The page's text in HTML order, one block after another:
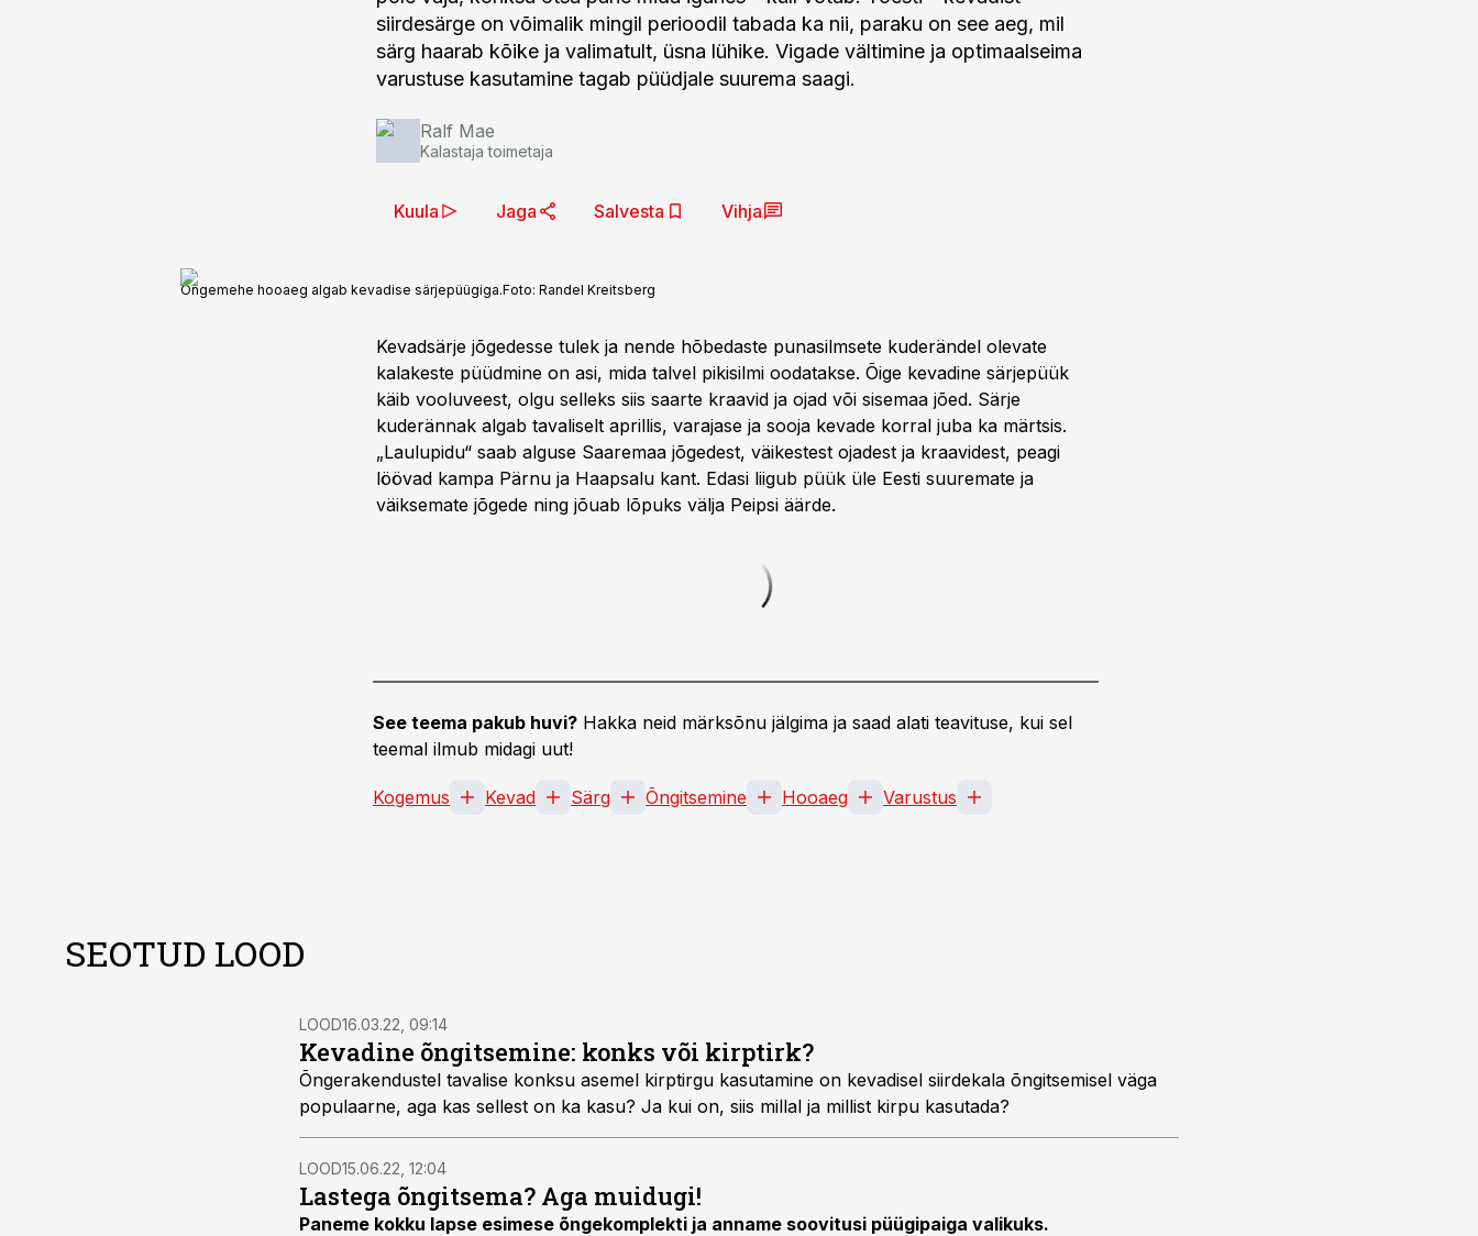
siirdesärge on võimalik mingil perioodil tabada ka nii, paraku on see aeg, mil
särg haarab kõike ja valimatult, üsna lühike. Vigade vältimine ja optimaalseima
varustuse kasutamine tagab püüdjale suurema saagi.
Ralf Mae
Kalastaja toimetaja
Kuula Jaga Salvesta Vihja
Õngemehe hooaeg algab kevadise särjepüügiga.Foto: Randel Kreitsberg
Kevadsärje jõgedesse tulek ja nende hõbedaste punasilmsete kuderändel olevate
kalakeste püüdmine on asi, mida talvel pikisilmi oodatakse. Õige kevadine särjepüük
käib vooluveest, olgu selleks siis saarte kraavid ja ojad või sisemaa jõed. Särje
kuderännak algab tavaliselt aprillis, varajase ja sooja kevade korral juba ka märtsis.
„Laulupidu“ saab alguse Saaremaa jõgedest, väikestest ojadest ja kraavidest, peagi
löövad kampa Pärnu ja Haapsalu kant. Edasi liigub püük üle Eesti suuremate ja
väiksemate jõgede ning jõuab lõpuks välja Peipsi äärde.
See teema pakub huvi? Hakka neid märksõnu jälgima ja saad alati teavituse, kui sel
teemal ilmub midagi uut!
Kogemus Kevad Särg Õngitsemine Hooaeg Varustus
SEOTUD LOOD
LOOD16.03.22, 09:14
Kevadine õngitsemine: konks või kirptirk?
Õngerakendustel tavalise konksu asemel kirptirgu kasutamine on kevadisel siirdekala õngitsemisel väga
populaarne, aga kas sellest on ka kasu? Ja kui on, siis millal ja millist kirpu kasutada?
LOOD15.06.22, 12:04
Lastega õngitsema? Aga muidugi!
Paneme kokku lapse esimese õngekomplekti ja anname soovitusi püügipaiga valikuks.